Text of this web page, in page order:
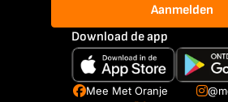
Aanmelden
Download de app
Mee Met Oranje